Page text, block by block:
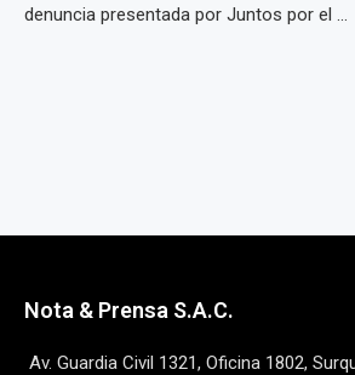
denuncia presentada por Juntos por el ...
Nota & Prensa S.A.C.
Av. Guardia Civil 1321, Oficina 1802,